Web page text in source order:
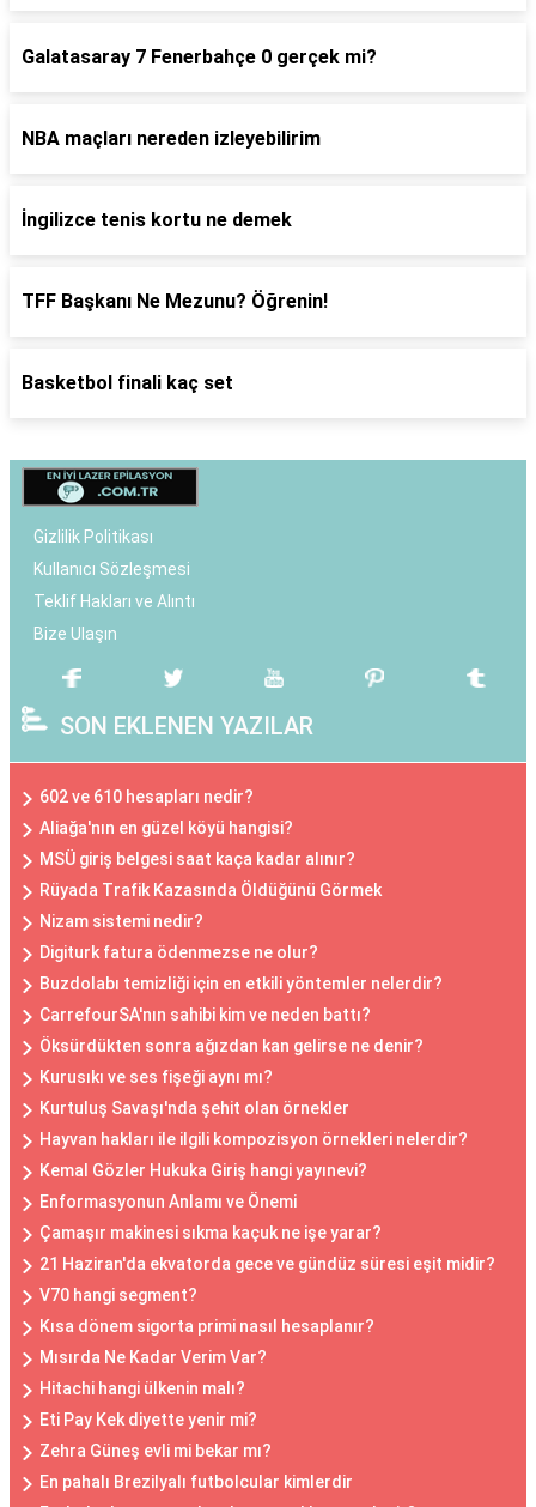
Galatasaray 7 Fenerbahçe 0 gerçek mi?
NBA maçları nereden izleyebilirim
İngilizce tenis kortu ne demek
TFF Başkanı Ne Mezunu? Öğrenin!
Basketbol finali kaç set
Gizlilik Politikası
Kullanıcı Sözleşmesi
Teklif Hakları ve Alıntı
Bize Ulaşın
SON EKLENEN YAZILAR
602 ve 610 hesapları nedir?
Aliağa'nın en güzel köyü hangisi?
MSÜ giriş belgesi saat kaça kadar alınır?
Rüyada Trafik Kazasında Öldüğünü Görmek
Nizam sistemi nedir?
Digiturk fatura ödenmezse ne olur?
Buzdolabı temizliği için en etkili yöntemler nelerdir?
CarrefourSA'nın sahibi kim ve neden battı?
Öksürdükten sonra ağızdan kan gelirse ne denir?
Kurusıkı ve ses fişeği aynı mı?
Kurtuluş Savaşı'nda şehit olan örnekler
Hayvan hakları ile ilgili kompozisyon örnekleri nelerdir?
Kemal Gözler Hukuka Giriş hangi yayınevi?
Enformasyonun Anlamı ve Önemi
Çamaşır makinesi sıkma kaçuk ne işe yarar?
21 Haziran'da ekvatorda gece ve gündüz süresi eşit midir?
V70 hangi segment?
Kısa dönem sigorta primi nasıl hesaplanır?
Mısırda Ne Kadar Verim Var?
Hitachi hangi ülkenin malı?
Eti Pay Kek diyette yenir mi?
Zehra Güneş evli mi bekar mı?
En pahalı Brezilyalı futbolcular kimlerdir